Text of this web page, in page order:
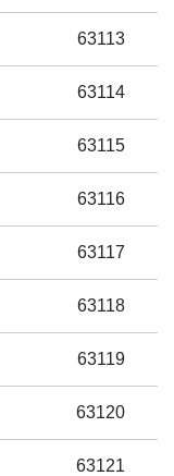
63113
63114
63115
63116
63117
63118
63119
63120
63121